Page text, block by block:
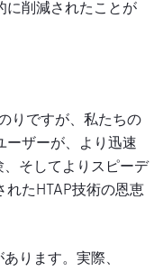
に削減されたことが
りですが、私たちの
ーザーが、より迅速
そしてよりスピーデ
れたHTAP技術の恩恵
ります。実際、